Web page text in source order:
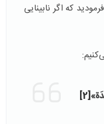
که اگر نابینایی
[2]